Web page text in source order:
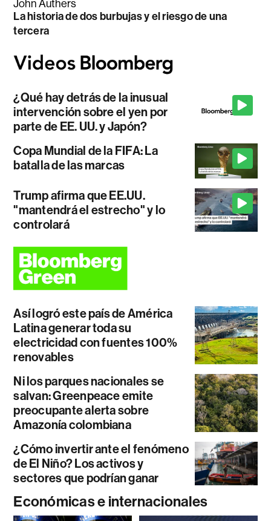
John Authers
La historia de dos burbujas y el riesgo de una
tercera
¿Qué hay detrás de la inusual
intervención sobre el yen por
parte de EE. UU. y Japón?
Copa Mundial de la FIFA: La
batalla de las marcas
Trump afirma que EE.UU.
"mantendrá el estrecho" y lo
controlará
Así logró este país de América
Latina generar toda su
electricidad con fuentes 100%
renovables
Ni los parques nacionales se
salvan: Greenpeace emite
preocupante alerta sobre
Amazonía colombiana
¿Cómo invertir ante el fenómeno
de El Niño? Los activos y
sectores que podrían ganar
Económicas e internacionales